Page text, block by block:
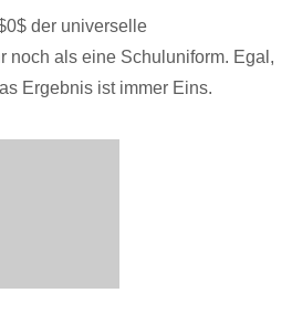
der universelle
noch als eine Schuluniform. Egal,
Ergebnis ist immer Eins.